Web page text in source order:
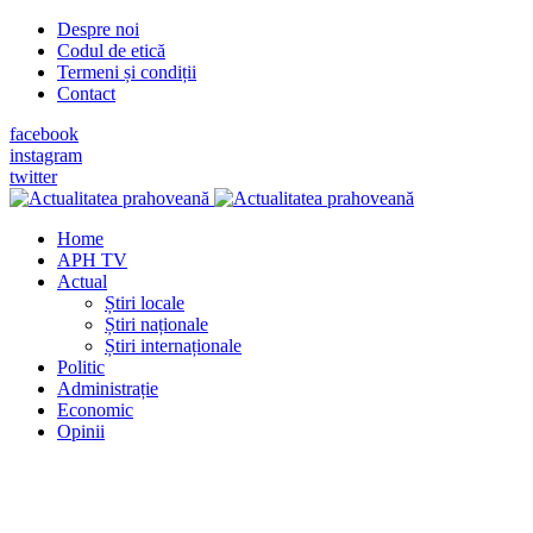
Despre noi
Codul de etică
Termeni și condiții
Contact
facebook
instagram
twitter
Home
APH TV
Actual
Știri locale
Știri naționale
Știri internaționale
Politic
Administrație
Economic
Opinii